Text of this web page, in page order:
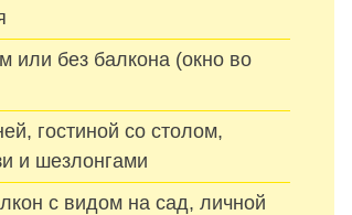
или без балкона (окно во
гостиной со столом,
и шезлонгами
с видом на сад, личной